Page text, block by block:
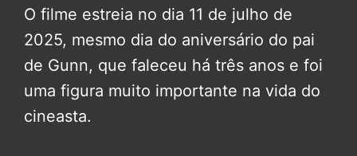
O filme estreia no dia 11 de julho de
2025, mesmo dia do aniversário do pai
de Gunn, que faleceu há três anos e foi
uma figura muito importante na vida do
cineasta.